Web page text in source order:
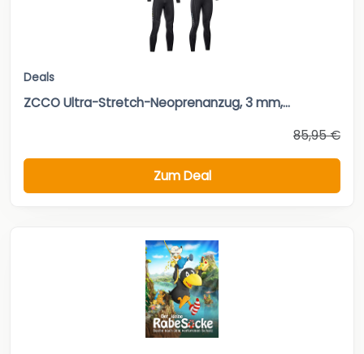
Deals
ZCCO Ultra-Stretch-Neoprenanzug, 3 mm,...
85,95 €
Zum Deal